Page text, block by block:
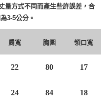
量方式不同而產生些許誤差，合
3-5公分。
肩寬 胸圍 領口寬
22 80 17
24 84 18